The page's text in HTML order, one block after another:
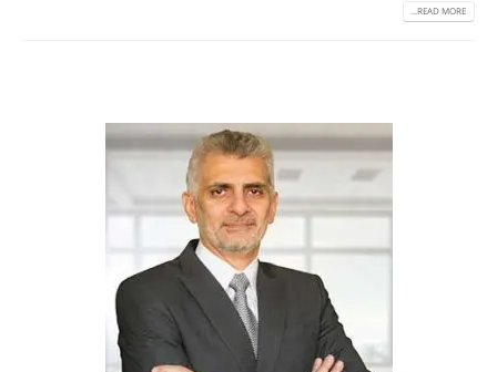
READ MORE...